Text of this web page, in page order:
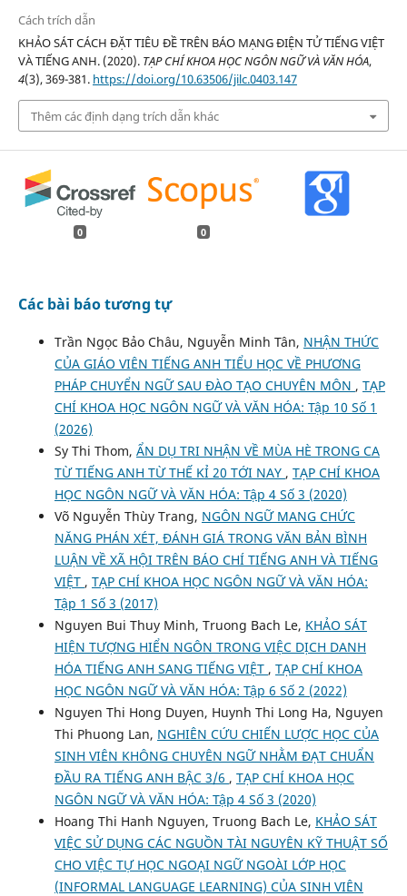
Cách trích dẫn
KHẢO SÁT CÁCH ĐẶT TIÊU ĐỀ TRÊN BÁO MẠNG ĐIỆN TỬ TIẾNG VIỆT
VÀ TIẾNG ANH. (2020). TẠP CHÍ KHOA HỌC NGÔN NGỮ VÀ VĂN HÓA,
4(3), 369-381. https://doi.org/10.63506/jilc.0403.147
Thêm các định dạng trích dẫn khác
0 0
Các bài báo tương tự
Trần Ngọc Bảo Châu, Nguyễn Minh Tân, NHẬN THỨC
CỦA GIÁO VIÊN TIẾNG ANH TIỂU HỌC VỀ PHƯƠNG
PHÁP CHUYỂN NGỮ SAU ĐÀO TẠO CHUYÊN MÔN , TẠP
CHÍ KHOA HỌC NGÔN NGỮ VÀ VĂN HÓA: Tập 10 Số 1
(2026)
Sy Thi Thom, ẨN DỤ TRI NHẬN VỀ MÙA HÈ TRONG CA
TỪ TIẾNG ANH TỪ THẾ KỈ 20 TỚI NAY , TẠP CHÍ KHOA
HỌC NGÔN NGỮ VÀ VĂN HÓA: Tập 4 Số 3 (2020)
Võ Nguyễn Thùy Trang, NGÔN NGỮ MANG CHỨC
NĂNG PHÁN XÉT, ĐÁNH GIÁ TRONG VĂN BẢN BÌNH
LUẬN VỀ XÃ HỘI TRÊN BÁO CHÍ TIẾNG ANH VÀ TIẾNG
VIỆT , TẠP CHÍ KHOA HỌC NGÔN NGỮ VÀ VĂN HÓA:
Tập 1 Số 3 (2017)
Nguyen Bui Thuy Minh, Truong Bach Le, KHẢO SÁT
HIỆN TƯỢNG HIỂN NGÔN TRONG VIỆC DỊCH DANH
HÓA TIẾNG ANH SANG TIẾNG VIỆT , TẠP CHÍ KHOA
HỌC NGÔN NGỮ VÀ VĂN HÓA: Tập 6 Số 2 (2022)
Nguyen Thi Hong Duyen, Huynh Thi Long Ha, Nguyen
Thi Phuong Lan, NGHIÊN CỨU CHIẾN LƯỢC HỌC CỦA
SINH VIÊN KHÔNG CHUYÊN NGỮ NHẰM ĐẠT CHUẨN
ĐẦU RA TIẾNG ANH BẬC 3/6 , TẠP CHÍ KHOA HỌC
NGÔN NGỮ VÀ VĂN HÓA: Tập 4 Số 3 (2020)
Hoang Thi Hanh Nguyen, Truong Bach Le, KHẢO SÁT
VIỆC SỬ DỤNG CÁC NGUỒN TÀI NGUYÊN KỸ THUẬT SỐ
CHO VIỆC TỰ HỌC NGOẠI NGỮ NGOÀI LỚP HỌC
(INFORMAL LANGUAGE LEARNING) CỦA SINH VIÊN